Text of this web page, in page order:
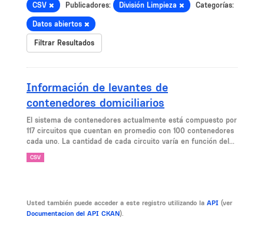
CSV Publicadores: División Limpieza Categorías:
Datos abiertos
Filtrar Resultados
Información de levantes de
contenedores domiciliarios
El sistema de contenedores actualmente está compuesto por
117 circuitos que cuentan en promedio con 100 contenedores
cada uno. La cantidad de cada circuito varía en función del...
CSV
Usted también puede acceder a este registro utilizando la API (ver
Documentacion del API CKAN).